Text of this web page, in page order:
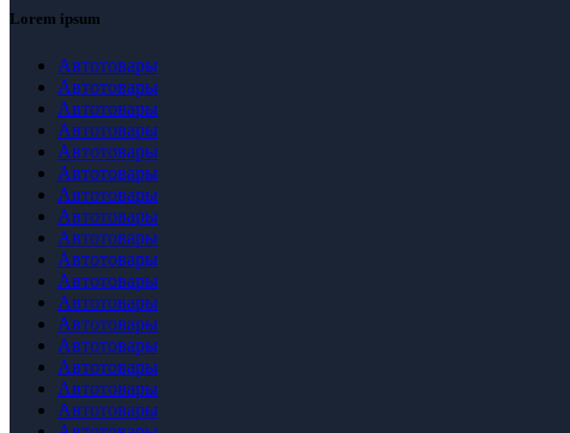
Lorem ipsum
Автотовары
Автотовары
Автотовары
Автотовары
Автотовары
Автотовары
Автотовары
Автотовары
Автотовары
Автотовары
Автотовары
Автотовары
Автотовары
Автотовары
Автотовары
Автотовары
Автотовары